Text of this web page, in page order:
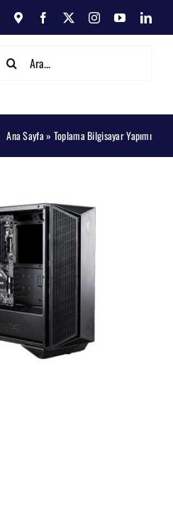
WhatsApp
Map Facebook Instagram
YouTube
Ara:
Ana Sayfa» Toplama Bilgisayar Yapımı